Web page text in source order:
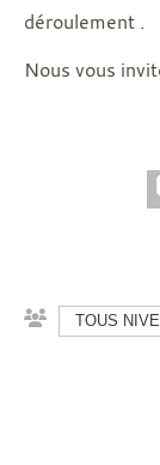
déroulement .
Nous vous
TOUS